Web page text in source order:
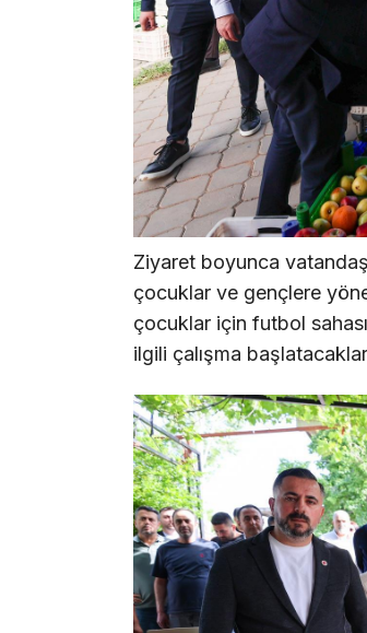
Ziyaret boyunca
çocuklar ve gençlere
çocuklar için futbol
ilgili çalışma